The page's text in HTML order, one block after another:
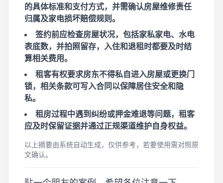
的具体标准和支付方式，并需确认房屋维修责任
归属及家电损坏赔偿规则。
签约前应检查房屋状况，包括家私家电、水电
表底数，并拍照留存，入住和退租时都要及时结
算相关费用。
租客有权要求房东不得私自进入房屋或更换门
锁，相关条款可写入合同以保障居住安全和隐
私。
租房过程中遇到纠纷或押金难退等问题，租客
应及时保留证据并通过正规渠道维护自身权益。
以上摘要由系统自动生成，仅供参考，若要使用需对照原
文确认。